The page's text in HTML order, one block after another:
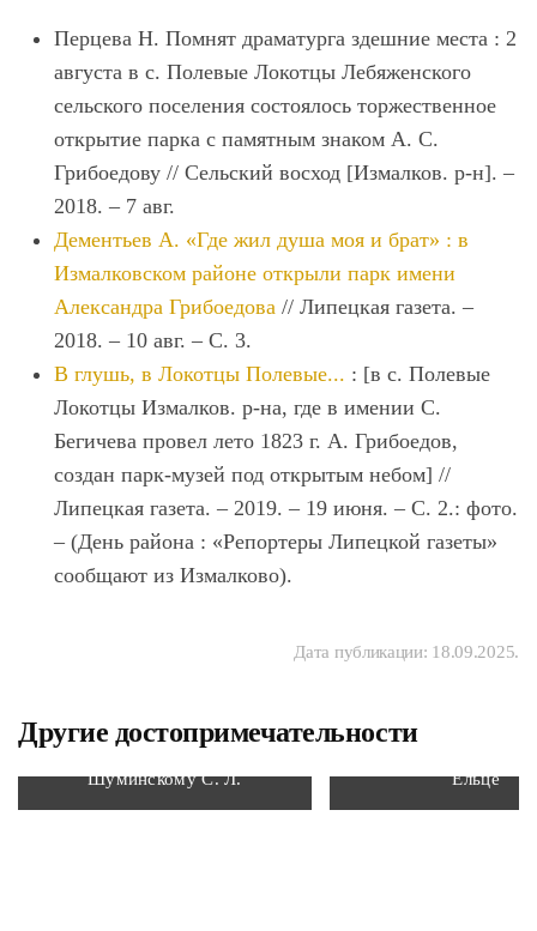
Перцева Н. Помнят драматурга здешние места : 2
августа в с. Полевые Локотцы Лебяженского
сельского поселения состоялось торжественное
открытие парка с памятным знаком А. С.
Грибоедову // Сельский восход [Измалков. р-н]. –
2018. – 7 авг.
Дементьев А. «Где жил душа моя и брат» : в
Измалковском районе открыли парк имени
Александра Грибоедова // Липецкая газета. –
2018. – 10 авг. – С. 3.
В глушь, в Локотцы Полевые... : [в с. Полевые
Локотцы Измалков. р-на, где в имении С.
Бегичева провел лето 1823 г. А. Грибоедов,
создан парк-музей под открытым небом] //
Липецкая газета. – 2019. – 19 июня. – С. 2.: фото.
– (День района : «Репортеры Липецкой газеты»
сообщают из Измалково).
Дата публикации: 18.09.2025.
Другие достопримечательности
Мемориальная доска
Шуминскому С. Л.
Ельце